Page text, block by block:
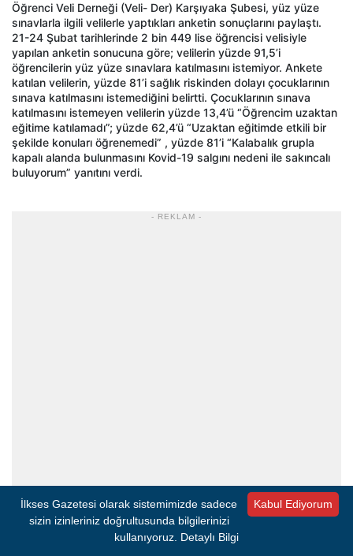
Öğrenci Veli Derneği (Veli- Der) Karşıyaka Şubesi, yüz yüze
sınavlarla ilgili velilerle yaptıkları anketin sonuçlarını paylaştı.
21-24 Şubat tarihlerinde 2 bin 449 lise öğrencisi velisiyle
yapılan anketin sonucuna göre; velilerin yüzde 91,5’i
öğrencilerin yüz yüze sınavlara katılmasını istemiyor. Ankete
katılan velilerin, yüzde 81’i sağlık riskinden dolayı çocuklarının
sınava katılmasını istemediğini belirtti. Çocuklarının sınava
katılmasını istemeyen velilerin yüzde 13,4’ü “Öğrencim uzaktan
eğitime katılamadı”; yüzde 62,4’ü “Uzaktan eğitimde etkili bir
şekilde konuları öğrenemedi” , yüzde 81’i “Kalabalık grupla
kapalı alanda bulunmasını Kovid-19 salgını nedeni ile sakıncalı
buluyorum” yanıtını verdi.
- REKLAM -
EĞİTİMCİLER KAYGI DUYUYOR
Kabul Ediyorum
İlkses Gazetesi olarak sistemimizde sadece
sizin izinleriniz doğrultusunda bilgilerinizi
kullanıyoruz. Detaylı Bilgi